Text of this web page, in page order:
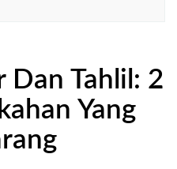
Dan Tahlil: 2
Yang